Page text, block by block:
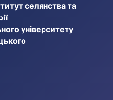
селянства та
університету